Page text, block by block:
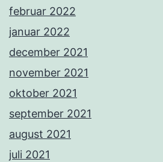
februar 2022
januar 2022
december 2021
november 2021
oktober 2021
september 2021
august 2021
juli 2021